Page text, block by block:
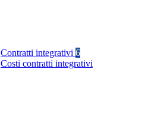
Contratti integrativi 6
Costi contratti integrativi